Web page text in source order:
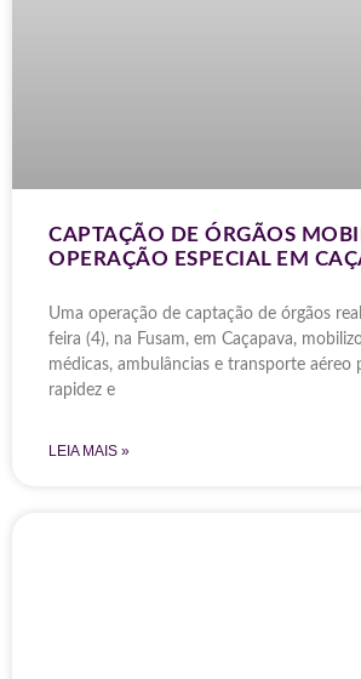
CAPTAÇÃO DE ÓRGÃOS
OPERAÇÃO ESPECIAL EM
Uma operação de captação de órgãos
feira (4), na Fusam, em Caçapava,
médicas, ambulâncias e transporte aéreo
rapidez e
LEIA MAIS »